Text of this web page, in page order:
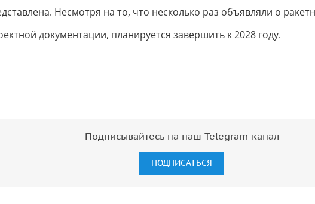
Несмотря на то, что несколько раз объявляли о
документации, планируется завершить к 2028 году.
Подписывайтесь на наш Telegram-канал
ПОДПИСАТЬСЯ